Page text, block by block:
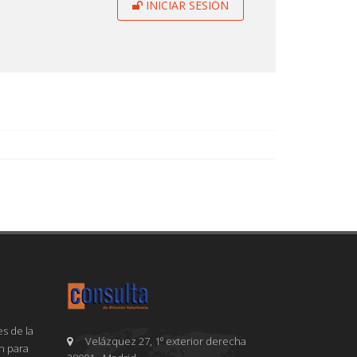
INICIAR SESIÓN
de la
para
Velázquez 27, 1º exterior derecha